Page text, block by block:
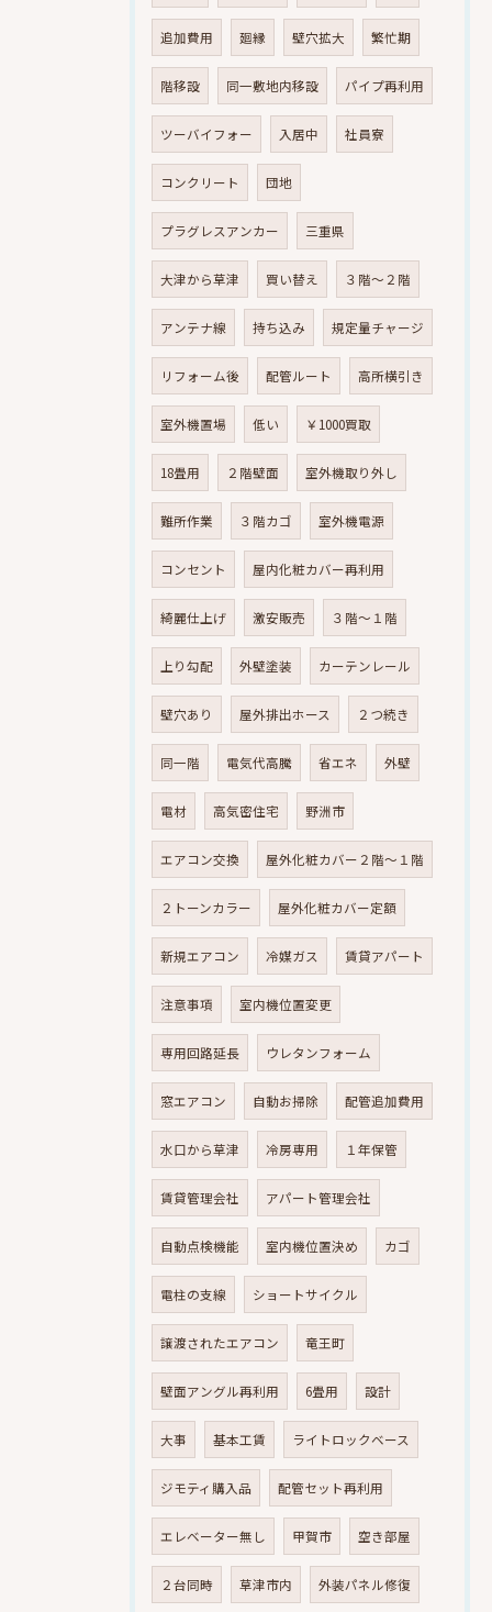
追加費用 廻縁 壁穴拡大 繁忙期
階移設 同一敷地内移設 パイプ再利用
ツーバイフォー 入居中 社員寮
コンクリート 団地
プラグレスアンカー 三重県
大津から草津 買い替え ３階～２階
アンテナ線 持ち込み 規定量チャージ
リフォーム後 配管ルート 高所横引き
室外機置場 低い ￥1000買取
18畳用 ２階壁面 室外機取り外し
難所作業 ３階カゴ 室外機電源
コンセント 屋内化粧カバー再利用
綺麗仕上げ 激安販売 ３階～１階
上り勾配 外壁塗装 カーテンレール
壁穴あり 屋外排出ホース ２つ続き
同一階 電気代高騰 省エネ 外壁
電材 高気密住宅 野洲市
エアコン交換 屋外化粧カバー２階～１階
２トーンカラー 屋外化粧カバー定額
新規エアコン 冷媒ガス 賃貸アパート
注意事項 室内機位置変更
専用回路延長 ウレタンフォーム
窓エアコン 自動お掃除 配管追加費用
水口から草津 冷房専用 １年保管
賃貸管理会社 アパート管理会社
自動点検機能 室内機位置決め カゴ
電柱の支線 ショートサイクル
譲渡されたエアコン 竜王町
壁面アングル再利用 6畳用 設計
大事 基本工賃 ライトロックベース
ジモティ購入品 配管セット再利用
エレベーター無し 甲賀市 空き部屋
２台同時 草津市内 外装パネル修復